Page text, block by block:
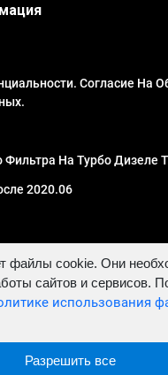
Согласие На
На Турбо Дизеле
2020.06
Павлович. ИНН
тюнинг в Москве и МО -
файлы cookie. Они
сайтов и сервисов.
использования
Разрешить все